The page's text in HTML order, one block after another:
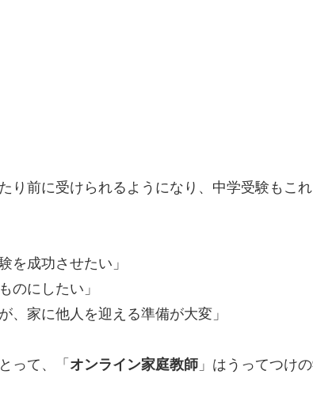
り前に受けられるようになり、中学受験もこ
を成功させたい」
のにしたい」
、家に他人を迎える準備が大変」
って、「 オンライン家庭教師 」はうってつけ